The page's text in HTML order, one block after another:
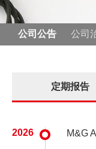
公司公告 公司
定期报告
2026 M&G